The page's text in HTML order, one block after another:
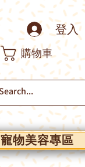
登入
購物車
寵物美容專區